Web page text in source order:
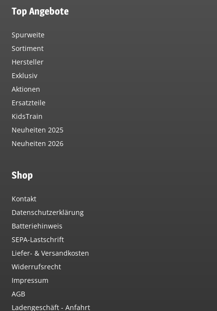
Top Angebote
Spurweite
Sortiment
Hersteller
Exklusiv
Aktionen
Ersatzteile
KidsTrain
Neuheiten 2025
Neuheiten 2026
Shop
Kontakt
Datenschutzerklärung
Batteriehinweis
SEPA-Lastschrift
Liefer- & Versandkosten
Widerrufsrecht
Impressum
AGB
Ladengeschäft - Anfahrt